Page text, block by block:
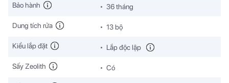
Bảo hành 36 tháng
Dung tích rửa 13 bộ
Kiểu lắp đặt Lắp độc lập
Sấy Zeolith Có